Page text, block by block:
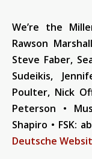
We’re the
Rawson
Steve Faber,
Sudeikis,
Poulter, Nick
Peterson •
Shapiro • FSK:
Deutsche